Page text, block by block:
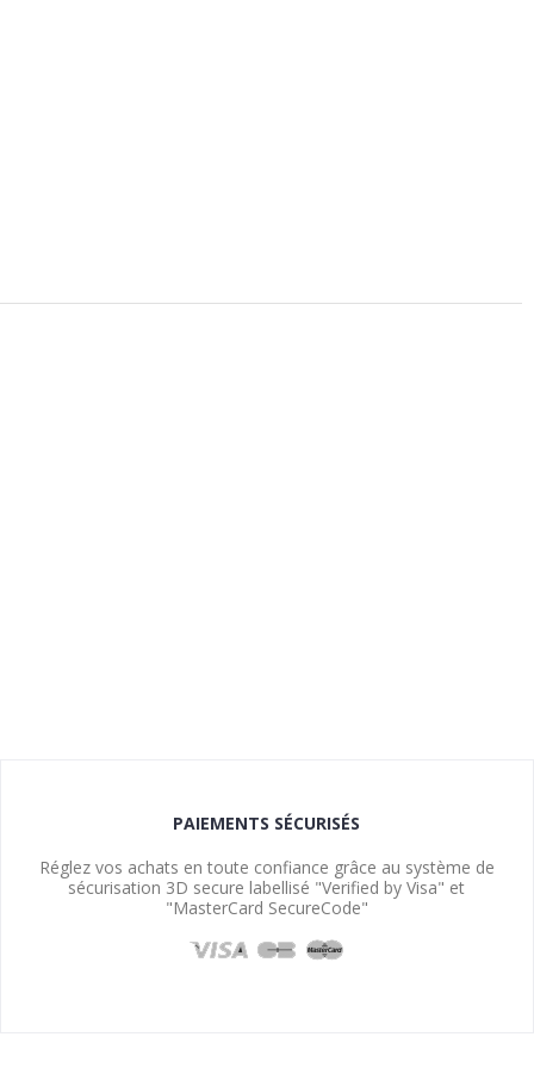
PAIEMENTS SÉCURISÉS
Réglez vos achats en toute confiance grâce au système de
sécurisation 3D secure labellisé "Verified by Visa" et
"MasterCard SecureCode"